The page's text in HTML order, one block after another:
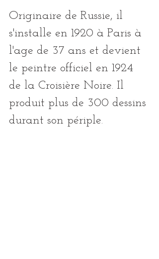
Originaire de Russie, il
s'installe en 1920 à Paris à
l'age de 37 ans et devient
le peintre officiel en 1924
de la Croisière Noire. Il
produit plus de 300 dessins
durant son périple.